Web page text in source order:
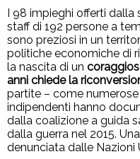
I 98 impieghi offerti dalla
staff di 192 persone a
sono preziosi in un
politiche economiche di
la nascita di un
anni chiede la
partite – come
indipendenti hanno
dalla coalizione a guida
dalla guerra nel 2015. Una
denunciata dalle Nazioni